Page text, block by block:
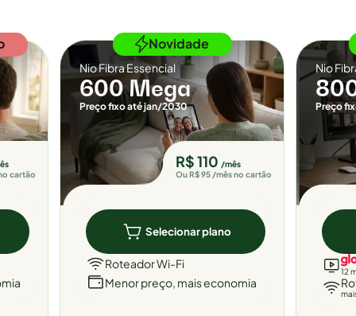
cartão
Novidade
Nio Fibra Essencial
600 Mega
Preço fixo até jan/2030
R$ 110 /mês
Ou R$ 95 /mês no cartão
Selecionar plano
Roteador Wi-Fi
Menor preço, mais economia
Nio
Preço
12